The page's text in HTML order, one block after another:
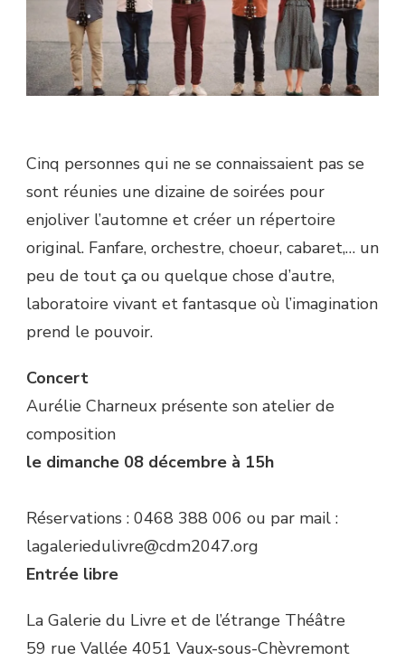
Cinq personnes qui ne se connaissaient pas se
sont réunies une dizaine de soirées pour
enjoliver l’automne et créer un répertoire
original. Fanfare, orchestre, choeur, cabaret,… un
peu de tout ça ou quelque chose d’autre,
laboratoire vivant et fantasque où l’imagination
prend le pouvoir.
Concert
Aurélie Charneux présente son atelier de
composition
le dimanche 08 décembre à 15h
Réservations : 0468 388 006 ou par mail :
lagaleriedulivre@cdm2047.org
Entrée libre
La Galerie du Livre et de l’étrange Théâtre
59 rue Vallée 4051 Vaux-sous-Chèvremont